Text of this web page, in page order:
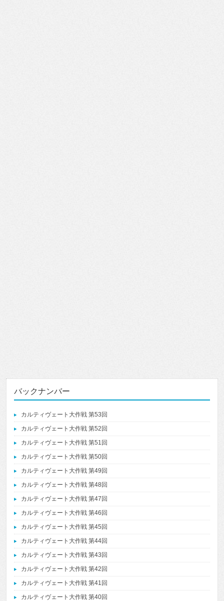
バックナンバー
カルティヴェート大作戦 第53回
カルティヴェート大作戦 第52回
カルティヴェート大作戦 第51回
カルティヴェート大作戦 第50回
カルティヴェート大作戦 第49回
カルティヴェート大作戦 第48回
カルティヴェート大作戦 第47回
カルティヴェート大作戦 第46回
カルティヴェート大作戦 第45回
カルティヴェート大作戦 第44回
カルティヴェート大作戦 第43回
カルティヴェート大作戦 第42回
カルティヴェート大作戦 第41回
カルティヴェート大作戦 第40回